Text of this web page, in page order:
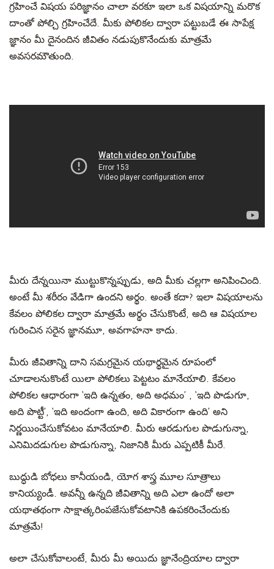
గ్రహించే విషయ పరిజ్ఞానం చాలా వరకూ ఇలా ఒక విషయాన్ని మరొక
దాంతో పోల్చి గ్రహించేదే. మీకు పోలికల ద్వారా పట్టుబడే ఈ సాపేక్ష
జ్ఞానం మీ దైనందిన జీవితం నడుపుకొనేందుకు మాత్రమే
అవసరమౌతుంది.
మీరు దేన్నయినా ముట్టుకొన్నప్పుడు, అది మీకు చల్లగా అనిపించింది.
అంటే మీ శరీరం వేడిగా ఉందని అర్థం. అంతే కదా? ఇలా విషయాలను
కేవలం పోలికల ద్వారా మాత్రమే అర్థం చేసుకొంటే, అది ఆ విషయాల
గురించిన సరైన జ్ఞానమూ, అవగాహనా కాదు.
మీరు జీవితాన్ని దాని సమగ్రమైన యథార్థమైన రూపంలో
చూడాలనుకొంటే యిలా పోలికలు పెట్టటం మానేయాలి. కేవలం
పోలికల ఆధారంగా ‘ఇది ఉన్నతం, అది అధమం’ , ‘ఇది పొడుగూ,
అది పొట్టీ’, ‘ఇది అందంగా ఉంది, అది వికారంగా ఉంది’ అని
నిర్ణయించేసుకోవటం మానేయాలి. మీరు ఆరడుగుల పొడుగున్నా,
ఎనిమిదడుగుల పొడుగున్నా, నిజానికి మీరు ఎప్పటికీ మీరే.
బుద్ధుడి బోధలు కానీయండి, యోగ శాస్త్ర మూల సూత్రాలు
కానియ్యండీ. అవన్నీ ఉన్నది జీవితాన్ని అది ఎలా ఉందో అలా
యథాతథంగా సాక్షాత్కరింపజేసుకోవటానికి ఉపకరించేందుకు
మాత్రమే!
అలా చేసుకోవాలంటే, మీరు మీ అయిదు జ్ఞానేంద్రియాల ద్వారా